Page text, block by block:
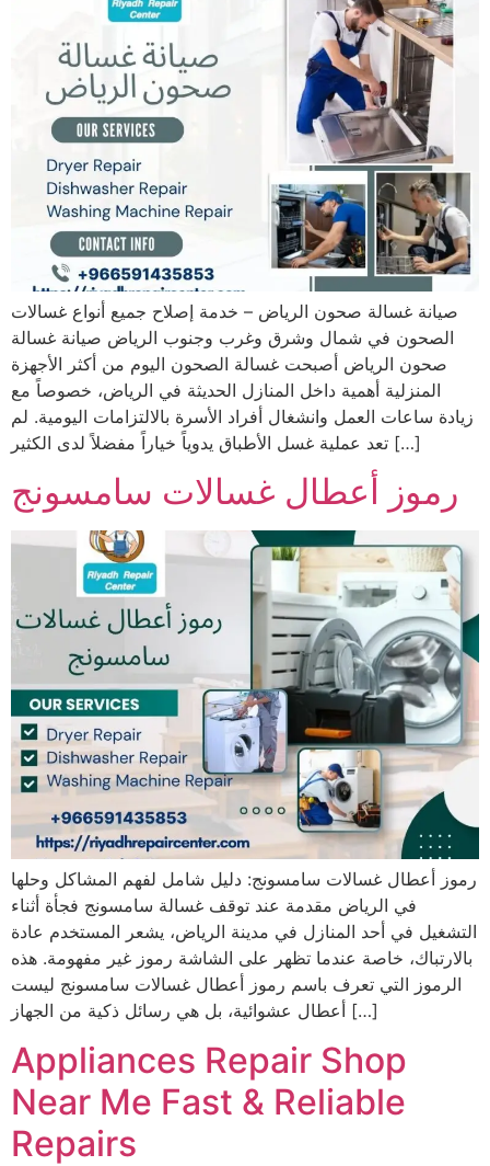
صيانة غسالة صحون الرياض – خدمة إصلاح جميع أنواع غسالات
الصحون في شمال وشرق وغرب وجنوب الرياض صيانة غسالة
صحون الرياض أصبحت غسالة الصحون اليوم من أكثر الأجهزة
المنزلية أهمية داخل المنازل الحديثة في الرياض، خصوصاً مع
زيادة ساعات العمل وانشغال أفراد الأسرة بالالتزامات اليومية. لم
تعد عملية غسل الأطباق يدوياً خياراً مفضلاً لدى الكثير […]
رموز أعطال غسالات سامسونج
رموز أعطال غسالات سامسونج: دليل شامل لفهم المشاكل وحلها
في الرياض مقدمة عند توقف غسالة سامسونج فجأة أثناء
التشغيل في أحد المنازل في مدينة الرياض، يشعر المستخدم عادة
بالارتباك، خاصة عندما تظهر على الشاشة رموز غير مفهومة. هذه
الرموز التي تعرف باسم رموز أعطال غسالات سامسونج ليست
أعطال عشوائية، بل هي رسائل ذكية من الجهاز […]
Appliances Repair Shop
Near Me Fast & Reliable
Repairs